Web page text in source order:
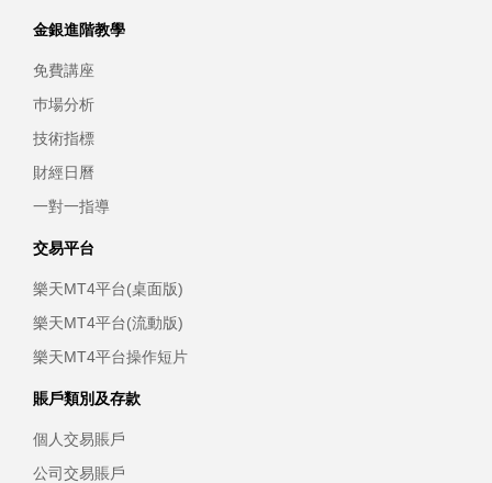
金銀進階教學
免費講座
巿場分析
技術指標
財經日曆
一對一指導
交易平台
樂天MT4平台(桌面版)
樂天MT4平台(流動版)
樂天MT4平台操作短片
賬戶類別及存款
個人交易賬戶
公司交易賬戶